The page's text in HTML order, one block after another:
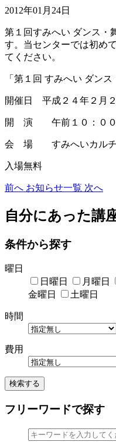
2012年01月24日
第１回すみへい ダンス・
す。当センターでは初め
てください。
「第１回 すみへい ダン
開催日 平成２４年２月２
開 演 午前１０：００
会 場 すみへいカルチ
入場無料
前へ お知らせ一覧 次へ
自分にあった講
条件から探す
曜日
日曜日
月曜日
金曜日
土曜日
時間
費用
検索する
フリーワードで探す